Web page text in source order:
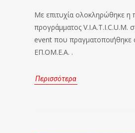
Με επιτυχία ολοκληρώθηκε η
προγράμματος V.I.A.T.I.C.U.M.
event που πραγματοποιήθηκε
ΕΠ.ΟΜ.Ε.Α. .
Περισσότερα